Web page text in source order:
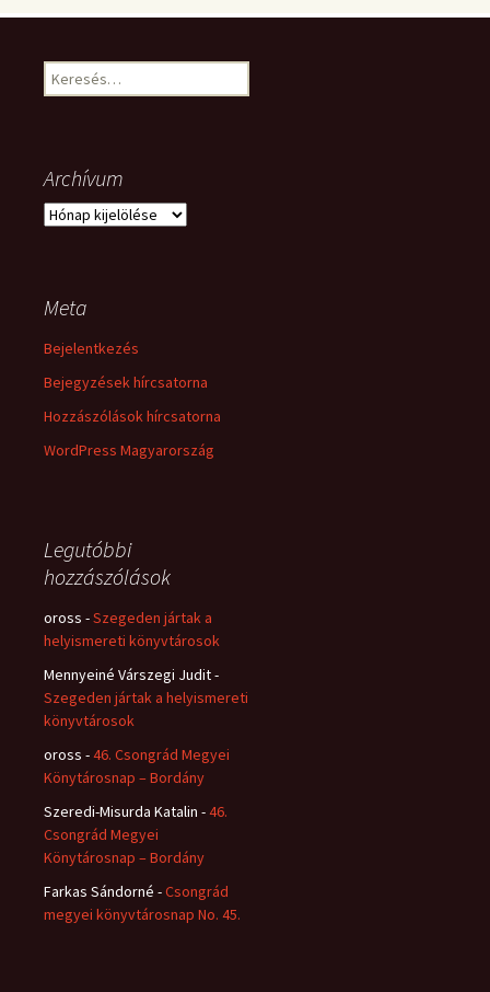
Keresés:
Archívum
Archívum
Meta
Bejelentkezés
Bejegyzések hírcsatorna
Hozzászólások hírcsatorna
WordPress Magyarország
Legutóbbi
hozzászólások
oross -Szegeden jártak a
helyismereti könyvtárosok
Mennyeiné Várszegi Judit-
Szegeden jártak a helyismereti
könyvtárosok
oross -46. Csongrád Megyei
Könytárosnap – Bordány
Szeredi-Misurda Katalin -46.
Csongrád Megyei
Könytárosnap – Bordány
Farkas Sándorné -Csongrád
megyei könyvtárosnap No. 45.